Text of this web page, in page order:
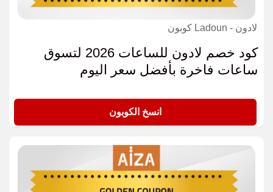
لادون - Ladoun كوبون
كود خصم لادون للساعات 2026 لتسوق
ساعات فاخرة بأفضل سعر اليوم
انسخ الكوبون